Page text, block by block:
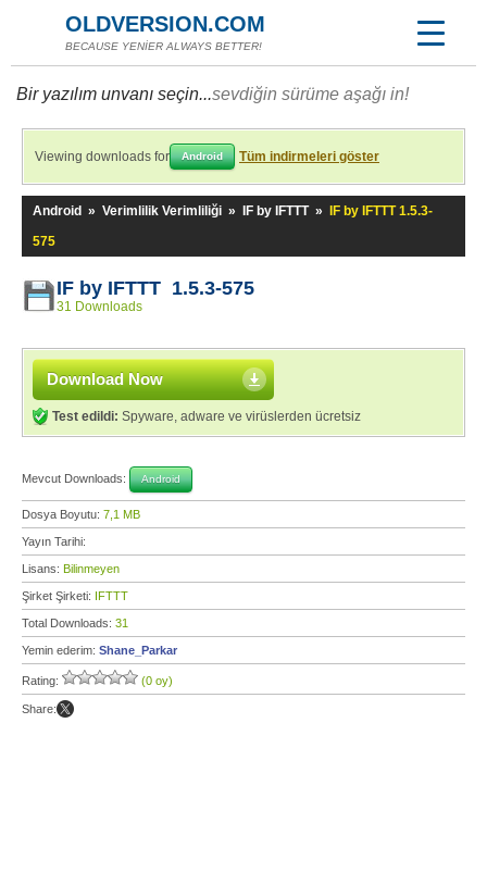
OLDVERSION.COM
BECAUSE YENİER ALWAYS BETTER!
Bir yazılım unvanı seçin...sevdiğin sürüme aşağı in!
Viewing downloads for Android Tüm indirmeleri göster
Android » Verimlilik Verimliliği » IF by IFTTT »
IF by IFTTT 1.5.3-
575
IF by IFTTT 1.5.3-575
31 Downloads
Download Now
Test edildi: Spyware, adware ve virüslerden ücretsiz
Mevcut Downloads: Android
Dosya Boyutu: 7,1 MB
Yayın Tarihi:
Lisans: Bilinmeyen
Şirket Şirketi: IFTTT
Total Downloads: 31
Yemin ederim: Shane_Parkar
Rating: (0 oy)
Share: